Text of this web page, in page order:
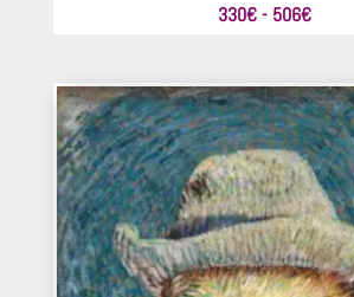
330€ - 506€Rango
desde
330€
hasta
506€